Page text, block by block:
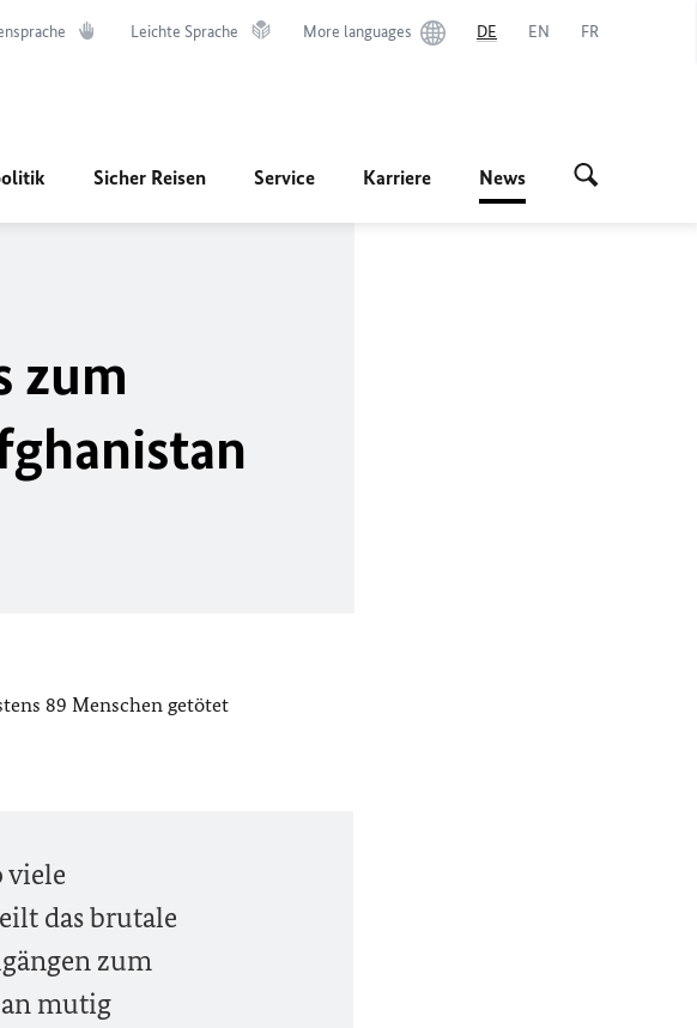
Leichte Sprache More languages DE EN FR
Sicher Reisen Service Karriere News
zum
89 Menschen getötet
viele
das brutale
zum
mutig